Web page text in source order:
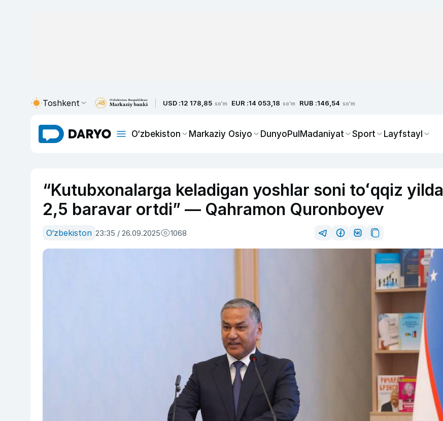
Toshkent USD :12 178,85 so'm EUR :14 053,18 so'm RUB :146,54 so'm
O‘zbekiston Markaziy Osiyo DunyoPulMadaniyat Sport Layfstayl
“Kutubxonalarga keladigan yoshlar soni toʻqqiz yilda
2,5 baravar ortdi” — Qahramon Quronboyev
O‘zbekiston 23:35 / 26.09.2025 1068